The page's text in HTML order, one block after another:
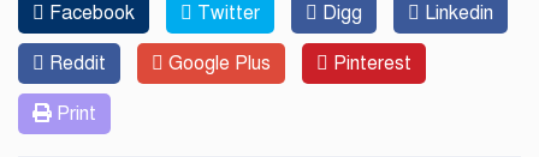
Facebook Twitter Digg Linkedin
Reddit Google Plus Pinterest
Print